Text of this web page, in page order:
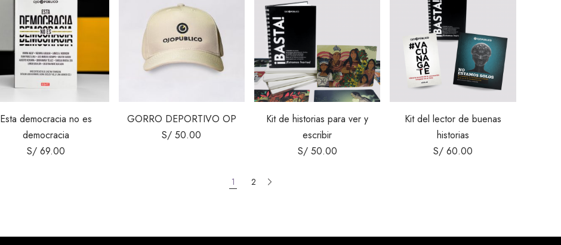
Esta democracia no es
democracia
S/69.00
GORRO DEPORTIVO OP
S/ 50.00
Kit de historias para ver y
escribir
S/50.00
Kit del lector de buenas
historias
S/ 60.00
1 2